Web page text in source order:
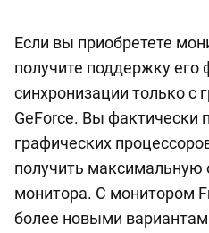
Если вы приобретете
получите поддержку его
синхронизации только с
GeForce. Вы фактически
графических
получить максимальную
монитора. С монитором
более новыми